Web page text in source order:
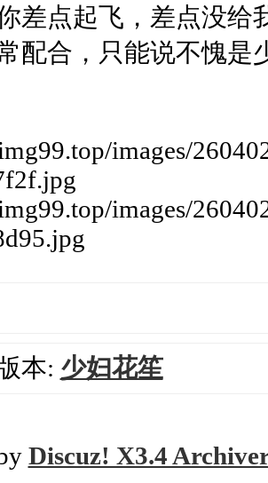
差点起飞，差点没给
配合，只能说不愧是
images/
images/
本: 少妇花笙
Discuz! X3.4